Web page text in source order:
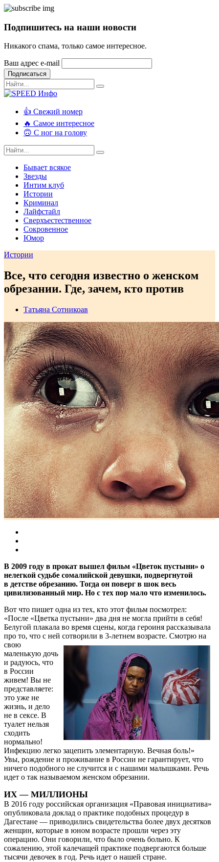
Подпишитесь на наши новости
Никакого спама, только самое интересное.
Ваш адрес e-mail
Подписаться
👍 Свежий номер
🔥 Самое интересное
🙃 С ног на голову
Бывает всякое
Звезды
Интим клуб
Истории
Криминал
Лайфстайл
Сверхъестественное
Сокровенное
Юмор
Истории
Все, что сегодня известно о женском
обрезании. Где, зачем, кто против
Татьяна Сотникоав
В 2009 году в прокат вышел фильм «Цветок пустыни» о
нелегкой судьбе сомалийской девушки, подвергнутой
в детстве обрезанию. Тогда он поверг в шок весь
цивилизованный мир. Но с тех пор мало что изменилось.
Вот что пишет одна из тех, кто этот фильм посмотрел:
«После «Цветка пустыни» два дня не могла прийти в себя!
Белугой плакала во время сцены, когда героиня рассказывала
про то, что с ней сотворили в 3-летнем возрасте. Смотрю на
свою
маленькую дочь
и радуюсь, что
в России
живем! Вы не
представляете:
это уже не
жизнь, и дело
не в сексе. В
туалет нельзя
сходить
нормально!
Инфекцию легко зацепить элементарную. Вечная боль!»
Увы, рождение и проживание в России не гарантирует, что
ничего подобного не случится и с нашими малышками. Речь
идет о так называемом женском обрезании.
ИХ — МИЛЛИОНЫ
В 2016 году российская организация «Правовая инициатива»
опубликовала доклад о практике подобных процедур в
Дагестане — приводились свидетельства более двух десятков
женщин, которые в юном возрасте прошли через эту
операцию. Они говорили, что было очень больно. К
сожалению, этой калечащей практике подвергаются больше
тысячи девочек в год. Речь идет о нашей стране.